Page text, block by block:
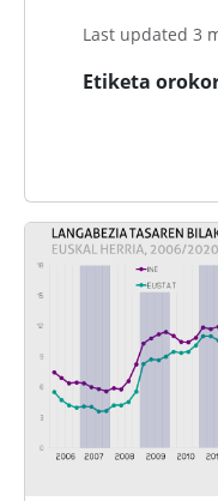
Last updated 3
Etiketa